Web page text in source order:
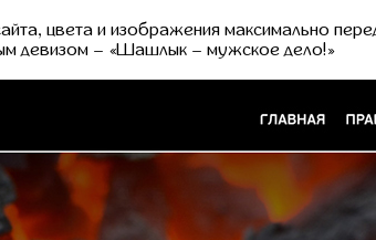
цвета и изображения максимально
девизом – «Шашлык – мужское дело!»